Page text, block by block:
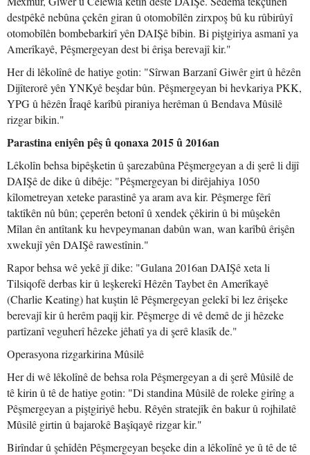
destpêkê nebûna çekên giran û otomobîlên zirxpoş bû ku rûbirûyî
otomobîlên bombebarkirî yên DAIŞê bibin. Bi piştgiriya asmanî ya
Amerîkayê, Pêşmergeyan dest bi êrişa berevajî kir."
Her di lêkolînê de hatiye gotin: "Sîrwan Barzanî Giwêr girt û hêzên
Dijîterorê yên YNKyê beşdar bûn. Pêşmergeyan bi hevkariya PKK,
YPG û hêzên Îraqê karîbû piraniya herêman û Bendava Mûsilê
rizgar bikin."
Parastina eniyên pêş û qonaxa 2015 û 2016an
Lêkolîn behsa bipêşketin û şarezabûna Pêşmergeyan a di şerê li dijî
DAIŞê de dike û dibêje: "Pêşmergeyan bi dirêjahiya 1050
kîlometreyan xeteke parastinê ya aram ava kir. Pêşmerge fêrî
taktîkên nû bûn; çeperên betonî û xendek çêkirin û bi mûşekên
Mîlan ên antîtank ku hevpeymanan dabûn wan, wan karîbû êrişên
xwekujî yên DAIŞê rawestînin."
Rapor behsa wê yekê jî dike: "Gulana 2016an DAIŞê xeta li
Tilsiqofê derbas kir û leşkerekî Hêzên Taybet ên Amerîkayê
(Charlie Keating) hat kuştin lê Pêşmergeyan gelekî bi lez êrişeke
berevajî kir û herêm paqij kir. Pêşmerge di vê demê de ji hêzeke
partîzanî veguherî hêzeke jêhatî ya di şerê klasîk de."
Operasyona rizgarkirina Mûsilê
Her di wê lêkolînê de behsa rola Pêşmergeyan a di şerê Mûsilê de
tê kirin û tê de hatiye gotin: "Di standina Mûsilê de roleke girîng a
Pêşmergeyan a piştgiriyê hebu. Rêyên stratejîk ên bakur û rojhilatê
Mûsilê girtin û bajarokê Başîqayê rizgar kir."
Birîndar û şehîdên Pêşmergeyan beşeke din a lêkolînê ye û tê de tê